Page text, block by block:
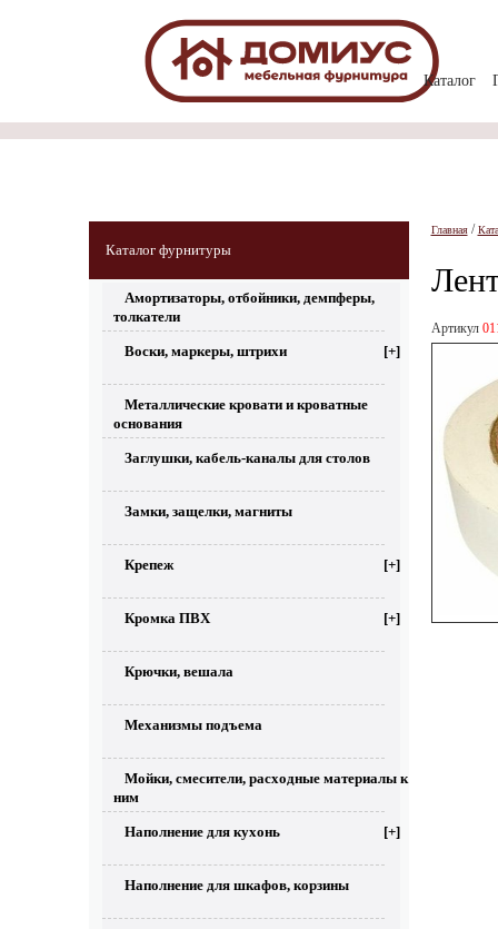
Каталог
Каталог фурнитуры
Амортизаторы, отбойники, демпферы,
толкатели
Воски, маркеры, штрихи [+]
Металлические кровати и кроватные
основания
Заглушки, кабель-каналы для столов
Замки, защелки, магниты
Крепеж [+]
Кромка ПВХ [+]
Крючки, вешала
Механизмы подъема
Мойки, смесители, расходные материалы к
ним
Наполнение для кухонь [+]
Наполнение для шкафов, корзины
Главная/
Артикул